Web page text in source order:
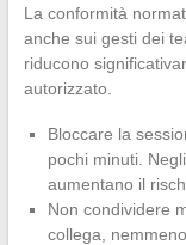
La conformità
anche sui gesti dei
riducono
autorizzato.
Bloccare la
pochi minuti.
aumentano il
Non condividere
collega,